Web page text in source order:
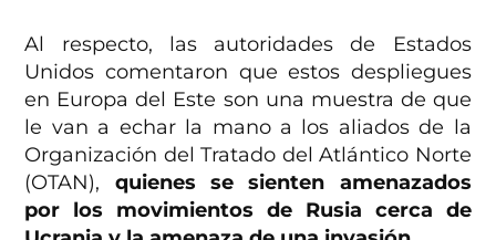
Al respecto, las autoridades de Estados
Unidos comentaron que estos despliegues
en Europa del Este son una muestra de que
le van a echar la mano a los aliados de la
Organización del Tratado del Atlántico Norte
(OTAN), quienes se sienten amenazados
por los movimientos de Rusia cerca de